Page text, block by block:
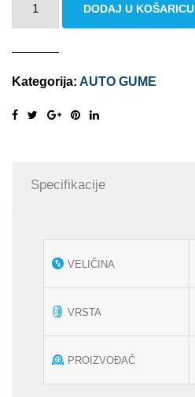
R17
DODAJ U KOŠARICU
Kategorija: AUTO GUME
Specifikacije
VELIČINA
VRSTA
PROIZVOĐAČ